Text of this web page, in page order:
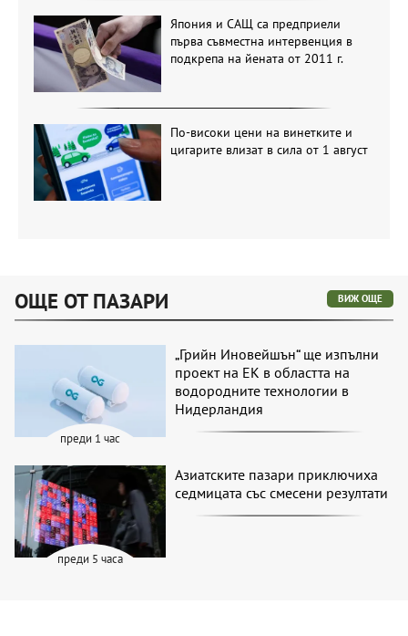
Япония и САЩ са предприели
първа съвместна интервенция в
подкрепа на йената от 2011 г.
По-високи цени на винетките и
цигарите влизат в сила от 1 август
ОЩЕ ОТ ПАЗАРИ ВИЖ ОЩЕ
преди 1 час
„Грийн Иновейшън“ ще изпълни
проект на ЕК в областта на
водородните технологии в
Нидерландия
преди 5 часа
Азиатските пазари приключиха
седмицата със смесени резултати